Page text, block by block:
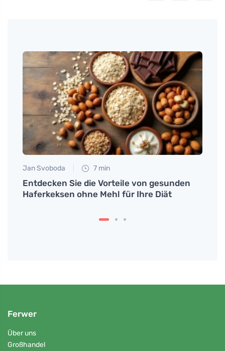
Jan Svoboda 7 min
Entdecken Sie die Vorteile von gesunden
Haferkeksen ohne Mehl für Ihre Diät
Ferwer
Über uns
Großhandel